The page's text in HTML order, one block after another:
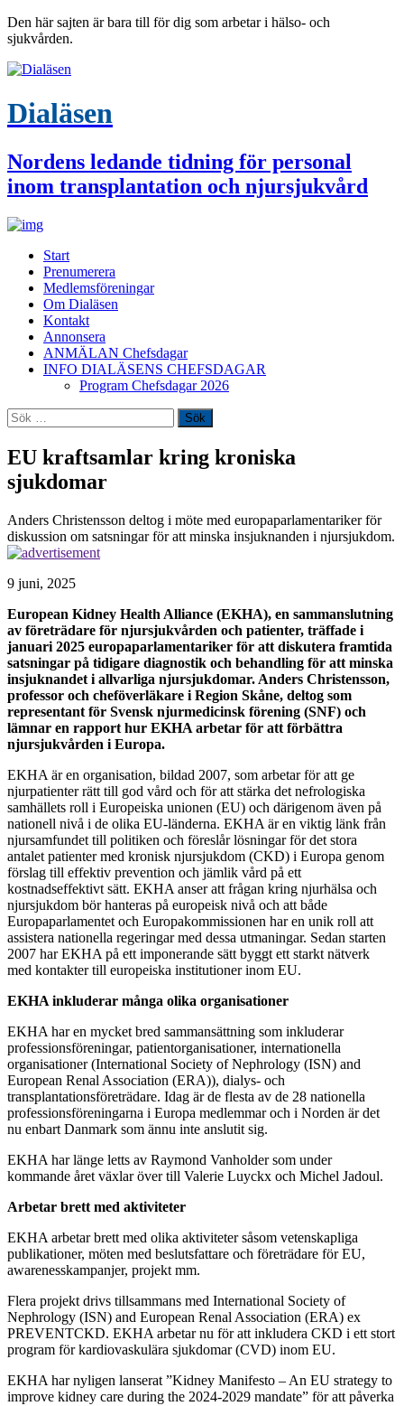
Den här sajten är bara till för dig som arbetar i hälso- och
sjukvården.
Dialäsen
Nordens ledande tidning för personal
inom transplantation och njursjukvård
Start
Prenumerera
Medlemsföreningar
Om Dialäsen
Kontakt
Annonsera
ANMÄLAN Chefsdagar
INFO DIALÄSENS CHEFSDAGAR
Program Chefsdagar 2026
Sök
efter:
EU kraftsamlar kring kroniska
sjukdomar
Anders Christensson deltog i möte med europaparlamentariker för
diskussion om satsningar för att minska insjuknanden i njursjukdom.
9 juni, 2025
European Kidney Health Alliance (EKHA), en sammanslutning
av företrädare för njursjukvården och patienter, träffade i
januari 2025 europaparlamentariker för att diskutera framtida
satsningar på tidigare diagnostik och behandling för att minska
insjuknandet i allvarliga njursjukdomar. Anders Christensson,
professor och cheföverläkare i Region Skåne, deltog som
representant för Svensk njurmedicinsk förening (SNF) och
lämnar en rapport hur EKHA arbetar för att förbättra
njursjukvården i Europa.
EKHA är en organisation, bildad 2007, som arbetar för att ge
njurpatienter rätt till god vård och för att stärka det nefrologiska
samhällets roll i Europeiska unionen (EU) och därigenom även på
nationell nivå i de olika EU-länderna. EKHA är en viktig länk från
njursamfundet till politiken och föreslår lösningar för det stora
antalet patienter med kronisk njursjukdom (CKD) i Europa genom
förslag till effektiv prevention och jämlik vård på ett
kostnadseffektivt sätt. EKHA anser att frågan kring njurhälsa och
njursjukdom bör hanteras på europeisk nivå och att både
Europaparlamentet och Europakommissionen har en unik roll att
assistera nationella regeringar med dessa utmaningar. Sedan starten
2007 har EKHA på ett imponerande sätt byggt ett starkt nätverk
med kontakter till europeiska institutioner inom EU.
EKHA inkluderar många olika organisationer
EKHA har en mycket bred sammansättning som inkluderar
professionsföreningar, patientorganisationer, internationella
organisationer (International Society of Nephrology (ISN) and
European Renal Association (ERA)), dialys- och
transplantationsföreträdare. Idag är de flesta av de 28 nationella
professionsföreningarna i Europa medlemmar och i Norden är det
nu enbart Danmark som ännu inte anslutit sig.
EKHA har länge letts av Raymond Vanholder som under
kommande året växlar över till Valerie Luyckx och Michel Jadoul.
Arbetar brett med aktiviteter
EKHA arbetar brett med olika aktiviteter såsom vetenskapliga
publikationer, möten med beslutsfattare och företrädare för EU,
awarenesskampanjer, projekt mm.
Flera projekt drivs tillsammans med International Society of
Nephrology (ISN) and European Renal Association (ERA) ex
PREVENTCKD. EKHA arbetar nu för att inkludera CKD i ett stort
program för kardiovaskulära sjukdomar (CVD) inom EU.
EKHA har nyligen lanserat ”Kidney Manifesto – An EU strategy to
improve kidney care during the 2024-2029 mandate” för att påverka